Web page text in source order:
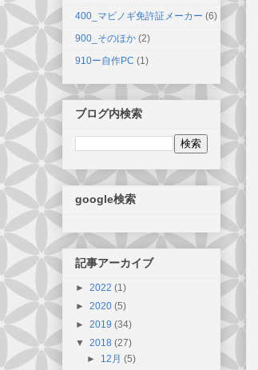
400_マビノギ免許証メーカー (6)
900_そのほか (2)
910ー自作PC (1)
ブログ内検索
google検索
記事アーカイブ
► 2022 (1)
► 2020 (5)
► 2019 (34)
▼ 2018 (27)
► 12月(5)